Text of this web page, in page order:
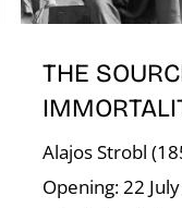
THE
Alajos Strobl
Opening: 22